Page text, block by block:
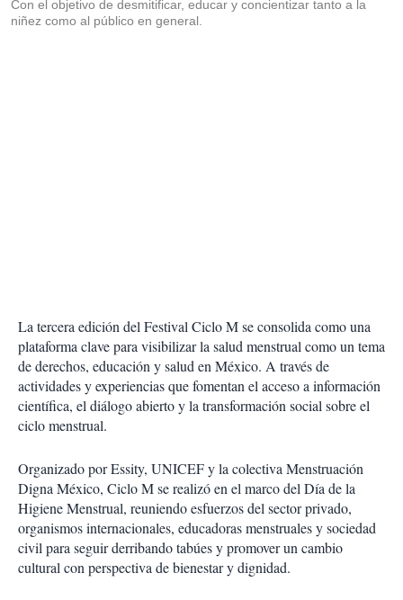
Con el objetivo de desmitificar, educar y concientizar tanto a la
niñez como al público en general.
La tercera edición del Festival Ciclo M se consolida como una
plataforma clave para visibilizar la salud menstrual como un tema
de derechos, educación y salud en México. A través de
actividades y experiencias que fomentan el acceso a información
científica, el diálogo abierto y la transformación social sobre el
ciclo menstrual.
Organizado por Essity, UNICEF y la colectiva Menstruación
Digna México, Ciclo M se realizó en el marco del Día de la
Higiene Menstrual, reuniendo esfuerzos del sector privado,
organismos internacionales, educadoras menstruales y sociedad
civil para seguir derribando tabúes y promover un cambio
cultural con perspectiva de bienestar y dignidad.